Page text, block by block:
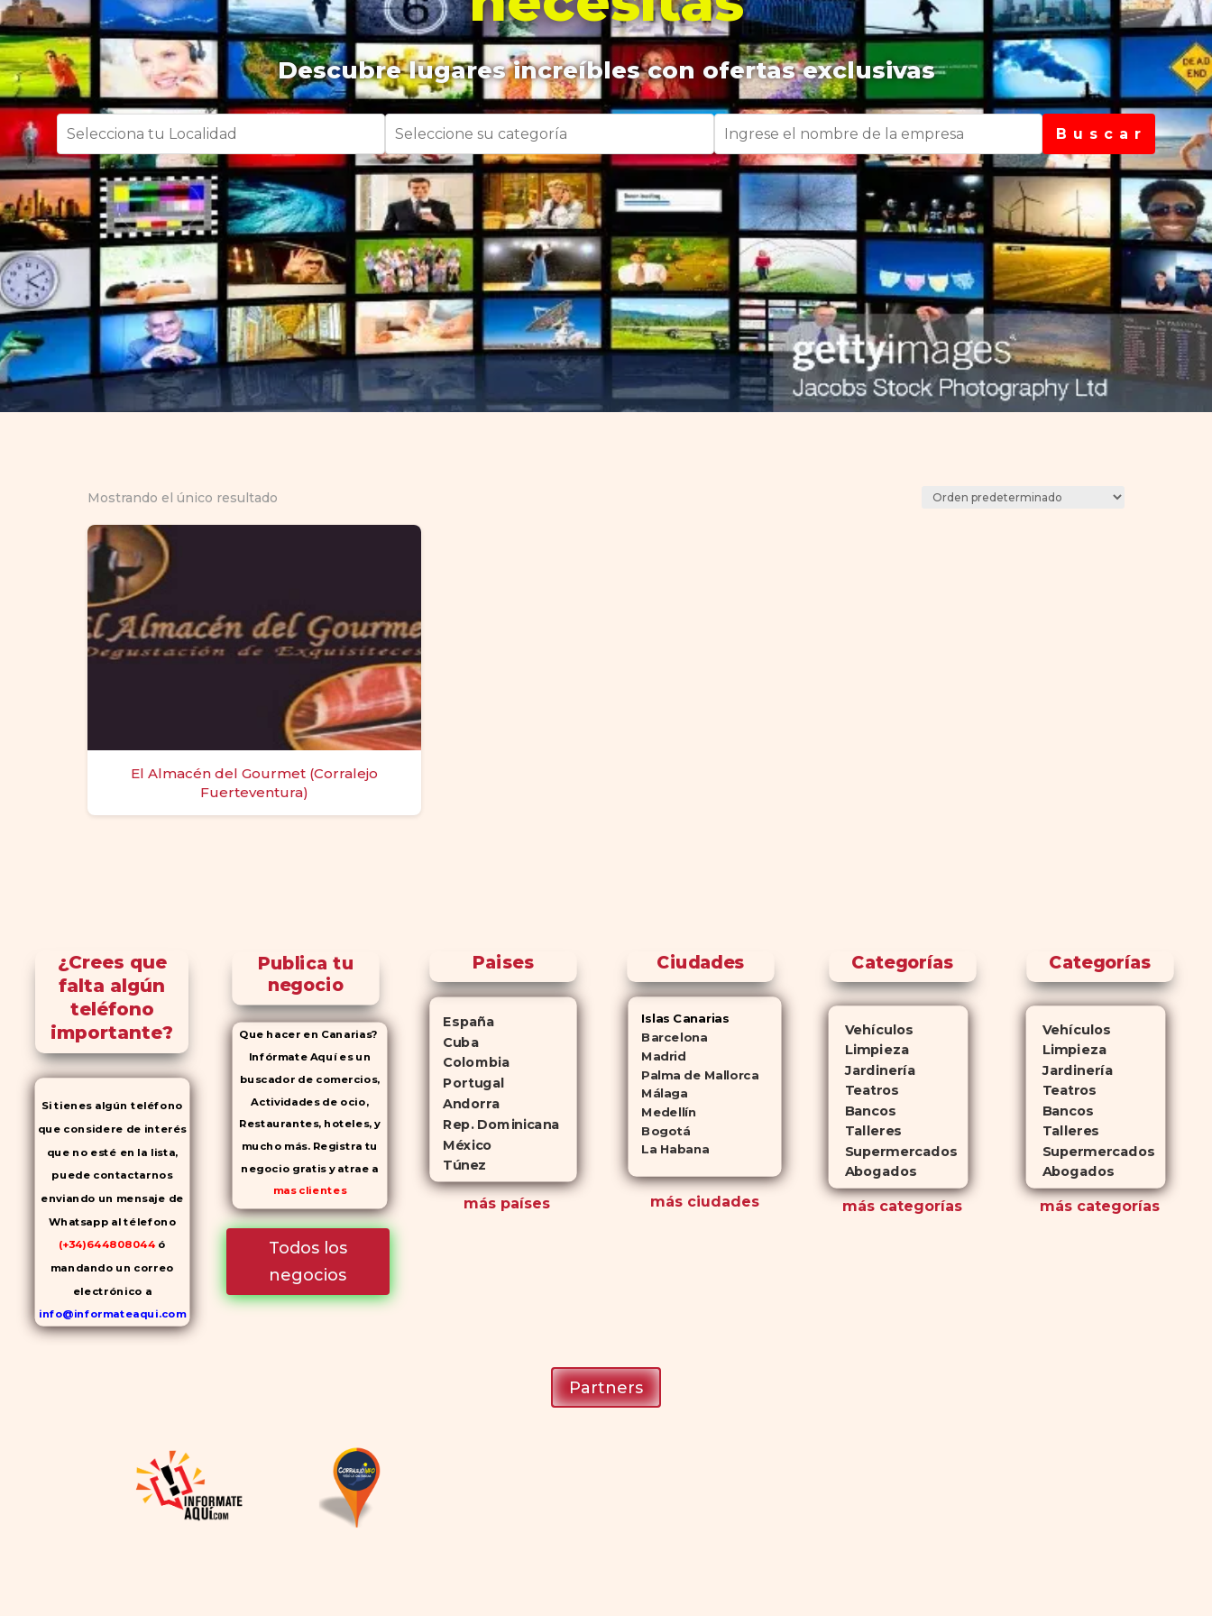
Descubre lugares increíbles con ofertas exclusivas
B u s c a r
Mostrando el único resultado
El Almacén del Gourmet (Corralejo
Fuerteventura)
¿Crees que
falta algún
teléfono
importante?
Si tienes algún teléfono
que considere de interés
que no esté en la lista,
puede contactarnos
enviando un mensaje de
Whatsapp al télefono
(+34)644808044 ó
mandando un correo
electrónico a
info@informateaqui.com
Mientras que antes la
permitido la producción de
alternativas genéricas tanto
Publica tu
negocio
Que hacer en Canarias?
Infórmate Aquí es un
buscador de comercios,
Actividades de ocio,
Restaurantes, hoteles, y
mucho más. Registra tu
negocio gratis y atrae a
mas clientes
Todos los
negocios
Paises
España
Cuba
Colombia
Portugal
Andorra
Rep. Dominicana
México
Túnez
más países
Ciudades
Islas Canarias
Barcelona
Madrid
Palma de Mallorca
Málaga
Medellín
Bogotá
La Habana
más ciudades
Categorías
Vehículos
Limpieza
Jardinería
Teatros
Bancos
Talleres
Supermercados
Abogados
más categorías
Categorías
Vehículos
Limpieza
Jardinería
Teatros
Bancos
Talleres
Supermercados
Abogados
más categorías
Partners